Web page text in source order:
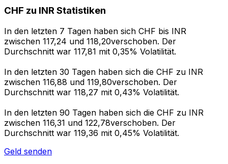
CHF zu INR Statistiken
In den letzten 7 Tagen haben sich CHF bis INR
zwischen 117,24 und 118,20verschoben. Der
Durchschnitt war 117,81 mit 0,35% Volatilität.
In den letzten 30 Tagen haben sich die CHF zu INR
zwischen 116,88 und 119,80verschoben. Der
Durchschnitt war 118,27 mit 0,43% Volatilität.
In den letzten 90 Tagen haben sich die CHF zu INR
zwischen 116,31 und 122,78verschoben. Der
Durchschnitt war 119,36 mit 0,45% Volatilität.
Geld senden